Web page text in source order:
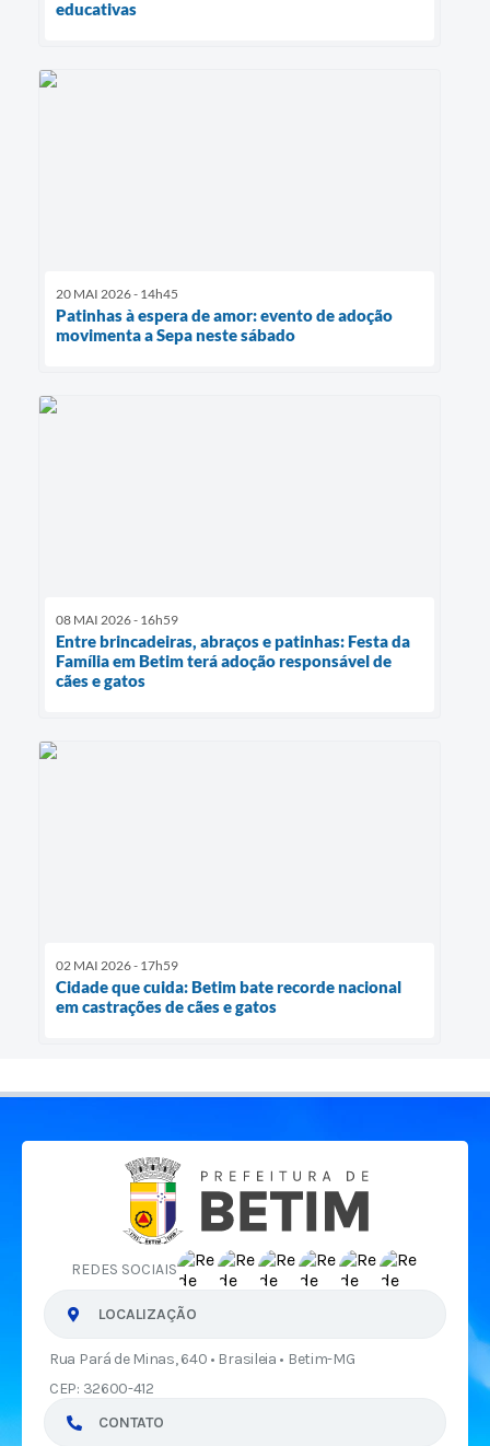
educativas
20 MAI 2026 - 14h45
Patinhas à espera de amor: evento de adoção
movimenta a Sepa neste sábado
08 MAI 2026 - 16h59
Entre brincadeiras, abraços e patinhas: Festa da
Família em Betim terá adoção responsável de
cães e gatos
02 MAI 2026 - 17h59
Cidade que cuida: Betim bate recorde nacional
em castrações de cães e gatos
REDES SOCIAIS
LOCALIZAÇÃO
Rua Pará de Minas, 640 • Brasileia • Betim-MG
CEP: 32600-412
CONTATO